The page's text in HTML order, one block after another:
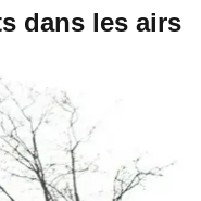
dans les airs